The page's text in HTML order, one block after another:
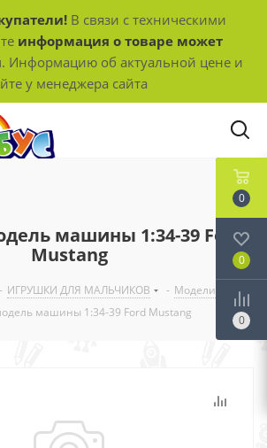
В связи с техническими
информация о товаре может
. Информацию об актуальной цене и
у менеджера сайта
машины 1:34-39 Ford
Mustang
- ИГРУШКИ ДЛЯ МАЛЬЧИКОВ - Модели
машины 1:34-39 Ford Mustang
0
0
0